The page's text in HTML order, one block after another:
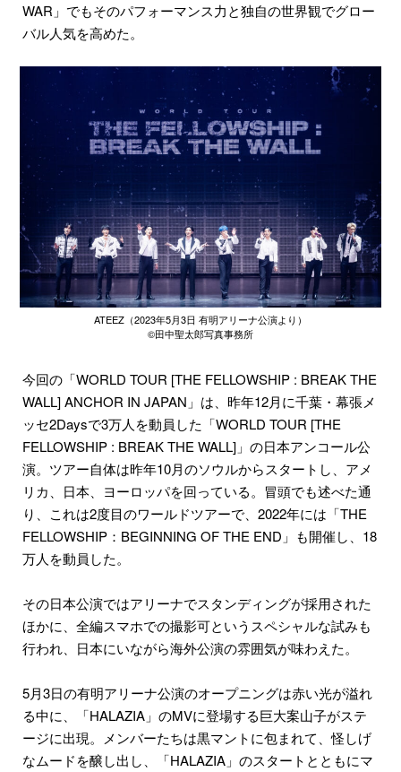
WAR」でもそのパフォーマンス力と独自の世界観でグロー
バル人気を高めた。
ATEEZ（2023年5月3日 有明アリーナ公演より）
©田中聖太郎写真事務所
今回の「WORLD TOUR [THE FELLOWSHIP : BREAK THE
WALL] ANCHOR IN JAPAN」は、昨年12月に千葉・幕張メ
ッセ2Daysで3万人を動員した「WORLD TOUR [THE
FELLOWSHIP : BREAK THE WALL]」の日本アンコール公
演。ツアー自体は昨年10月のソウルからスタートし、アメ
リカ、日本、ヨーロッパを回っている。冒頭でも述べた通
り、これは2度目のワールドツアーで、2022年には「THE
FELLOWSHIP：BEGINNING OF THE END」も開催し、18
万人を動員した。
その日本公演ではアリーナでスタンディングが採用された
ほかに、全編スマホでの撮影可というスペシャルな試みも
行われ、日本にいながら海外公演の雰囲気が味わえた。
5月3日の有明アリーナ公演のオープニングは赤い光が溢れ
る中に、「HALAZIA」のMVに登場する巨大案山子がステ
ージに出現。メンバーたちは黒マントに包まれて、怪しげ
なムードを醸し出し、「HALAZIA」のスタートとともにマ